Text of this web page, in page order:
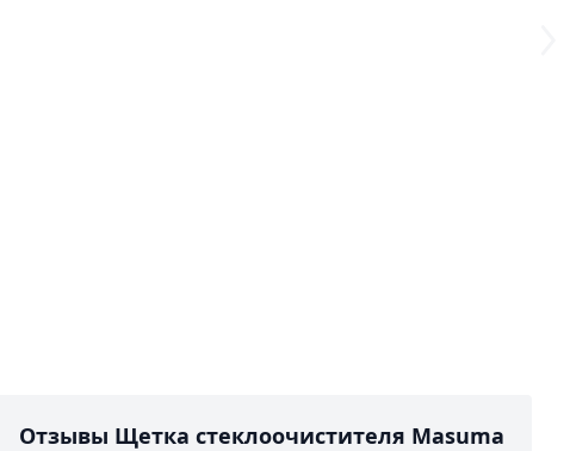
Отзывы Щетка стеклоочистителя Masuma